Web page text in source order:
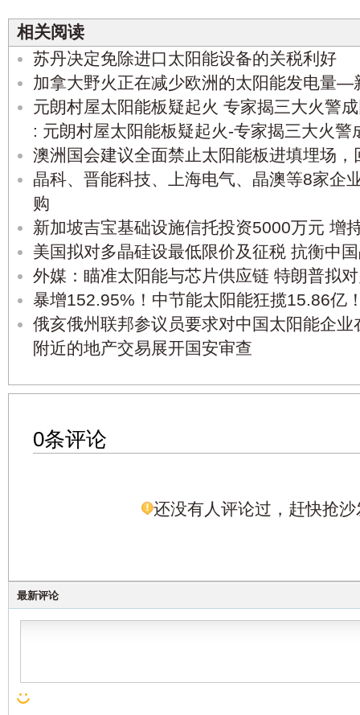
相关阅读
苏丹决定免除进口太阳能设备的关税利好
加拿大野火正在减少欧洲的太阳能发电量
元朗村屋太阳能板疑起火 专家揭三大火警
: 元朗村屋太阳能板疑起火-专家揭三大火警
澳洲国会建议全面禁止太阳能板进填埋场，
晶科、晋能科技、上海电气、晶澳等8家企
购
新加坡吉宝基础设施信托投资5000万元 增
美国拟对多晶硅设最低限价及征税 抗衡中
外媒：瞄准太阳能与芯片供应链 特朗普拟
暴增152.95%！中节能太阳能狂揽15.86亿
俄亥俄州联邦参议员要求对中国太阳能企
附近的地产交易展开国安审查
0条评论
还没有人评论过，赶快抢沙
最新评论